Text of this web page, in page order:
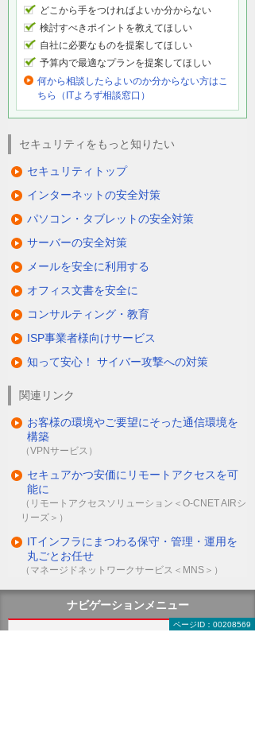
どこから手をつければよいか分からない
検討すべきポイントを教えてほしい
自社に必要なものを提案してほしい
予算内で最適なプランを提案してほしい
何から相談したらよいのか分からない方はこ
ちら（ITよろず相談窓口）
セキュリティをもっと知りたい
セキュリティトップ
インターネットの安全対策
パソコン・タブレットの安全対策
サーバーの安全対策
メールを安全に利用する
オフィス文書を安全に
コンサルティング・教育
ISP事業者様向けサービス
知って安心！ サイバー攻撃への対策
関連リンク
お客様の環境やご要望にそった通信環境を
構築
（VPNサービス）
セキュアかつ安価にリモートアクセスを可
能に
（リモートアクセスソリューション＜O-CNET AIRシ
リーズ＞）
ITインフラにまつわる保守・管理・運用を
丸ごとお任せ
（マネージドネットワークサービス＜MNS＞）
ページID：00208569
ナビゲーションメニュー